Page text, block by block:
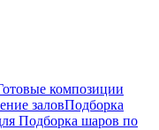
композиции
заловПодборка
Подборка шаров по